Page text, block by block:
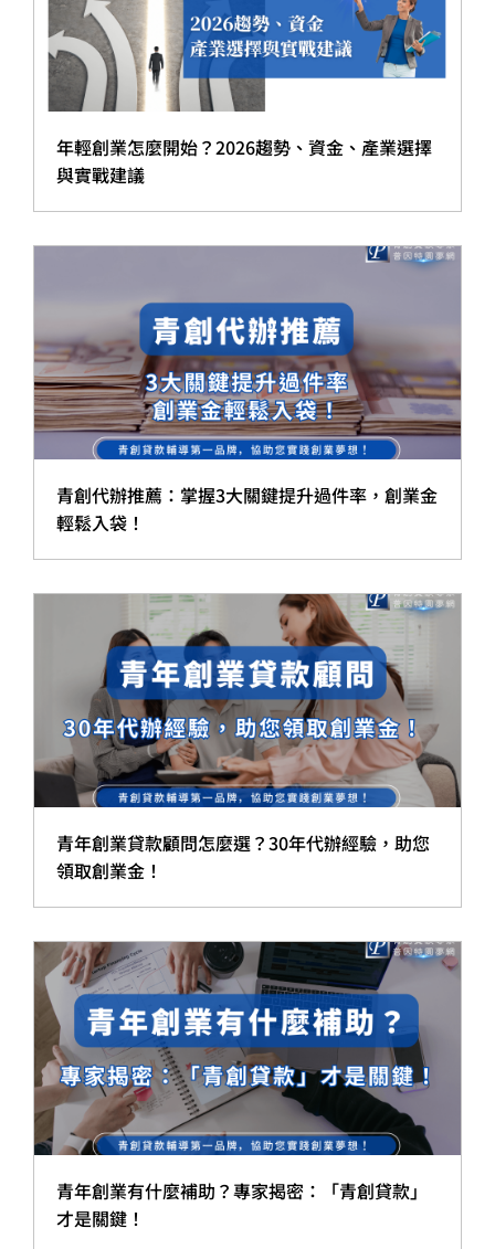
年輕創業怎麼開始？2026趨勢、資金、產業選擇
與實戰建議
青創代辦推薦：掌握3大關鍵提升過件率，創業金
輕鬆入袋！
青年創業貸款顧問怎麼選？30年代辦經驗，助您
領取創業金！
青年創業有什麼補助？專家揭密：「青創貸款」
才是關鍵！